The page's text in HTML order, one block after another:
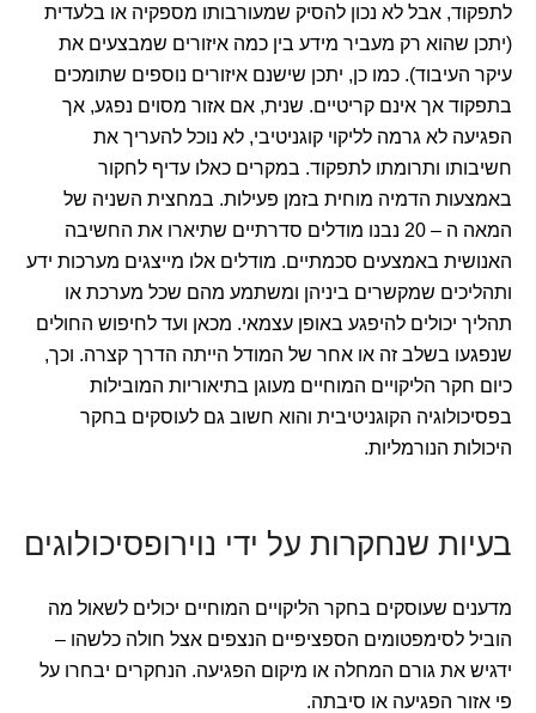
לתפקוד, אבל לא נכון להסיק שמעורבותו מספקיה או בלעדית
(יתכן שהוא רק מעביר מידע בין כמה איזורים שמבצעים את
עיקר העיבוד). כמו כן, יתכן שישנם איזורים נוספים שתומכים
בתפקוד אך אינם קריטיים. שנית, אם אזור מסוים נפגע, אך
הפגיעה לא גרמה לליקוי קוגניטיבי, לא נוכל להעריך את
חשיבותו ותרומתו לתפקוד. במקרים כאלו עדיף לחקור
באמצעות הדמיה מוחית בזמן פעילות. במחצית השניה של
המאה ה – 20 נבנו מודלים סדרתיים שתיארו את החשיבה
האנושית באמצעים סכמתיים. מודלים אלו מייצגים מערכות ידע
ותהליכים שמקשרים ביניהן ומשתמע מהם שכל מערכת או
תהליך יכולים להיפגע באופן עצמאי. מכאן ועד לחיפוש החולים
שנפגעו בשלב זה או אחר של המודל הייתה הדרך קצרה. וכך,
כיום חקר הליקויים המוחיים מעוגן בתיאוריות המובילות
בפסיכולוגיה הקוגניטיבית והוא חשוב גם לעוסקים בחקר
היכולות הנורמליות.
בעיות שנחקרות על ידי נוירופסיכולוגים
מדענים שעוסקים בחקר הליקויים המוחיים יכולים לשאול מה
הוביל לסימפטומים הספציפיים הנצפים אצל חולה כלשהו –
ידגיש את גורם המחלה או מיקום הפגיעה. הנחקרים יבחרו על
פי אזור הפגיעה או סיבתה.